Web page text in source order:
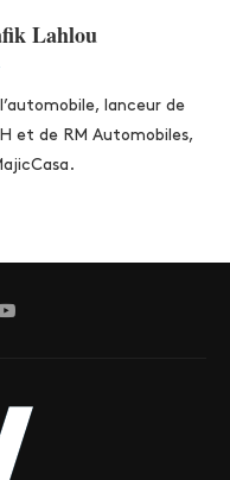
Lahlou
lanceur de
et de RM Automobiles,